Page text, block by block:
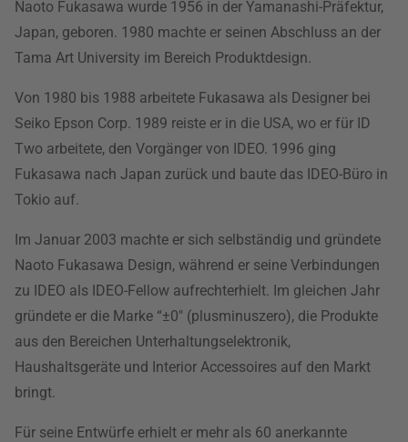
Naoto Fukasawa wurde 1956 in der Yamanashi-Präfektur,
Japan, geboren. 1980 machte er seinen Abschluss an der
Tama Art University im Bereich Produktdesign.
Von 1980 bis 1988 arbeitete Fukasawa als Designer bei
Seiko Epson Corp. 1989 reiste er in die USA, wo er für ID
Two arbeitete, den Vorgänger von IDEO. 1996 ging
Fukasawa nach Japan zurück und baute das IDEO-Büro in
Tokio auf.
Im Januar 2003 machte er sich selbständig und gründete
Naoto Fukasawa Design, während er seine Verbindungen
zu IDEO als IDEO-Fellow aufrechterhielt. Im gleichen Jahr
gründete er die Marke “±0" (plusminuszero), die Produkte
aus den Bereichen Unterhaltungselektronik,
Haushaltsgeräte und Interior Accessoires auf den Markt
bringt.
Für seine Entwürfe erhielt er mehr als 60 anerkannte